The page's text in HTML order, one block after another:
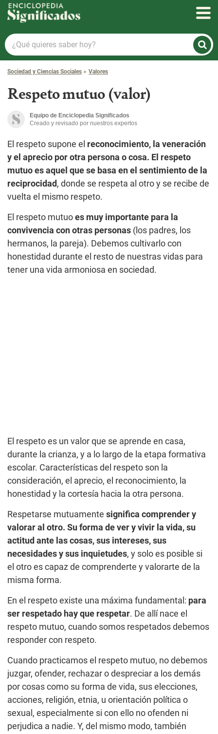
Enciclopedia Significados
¿Qué
quieres
saber
hoy?
Sociedad y Ciencias Sociales Valores
Respeto mutuo (valor)
Equipo de Enciclopedia Significados
Creado y revisado por nuestros expertos
El respeto supone el reconocimiento, la veneración
y el aprecio por otra persona o cosa. El respeto
mutuo es aquel que se basa en el sentimiento de la
reciprocidad , donde se respeta al otro y se recibe de
vuelta el mismo respeto.
El respeto mutuo es muy importante para la
convivencia con otras personas (los padres, los
hermanos, la pareja). Debemos cultivarlo con
honestidad durante el resto de nuestras vidas para
tener una vida armoniosa en sociedad.
El respeto es un valor que se aprende en casa,
durante la crianza, y a lo largo de la etapa formativa
escolar. Características del respeto son la
consideración, el aprecio, el reconocimiento, la
honestidad y la cortesía hacia la otra persona.
Respetarse mutuamente significa comprender y
valorar al otro. Su forma de ver y vivir la vida, su
actitud ante las cosas, sus intereses, sus
necesidades y sus inquietudes, y solo es posible si
el otro es capaz de comprenderte y valorarte de la
misma forma.
En el respeto existe una máxima fundamental: para
ser respetado hay que respetar. De allí nace el
respeto mutuo, cuando somos respetados debemos
responder con respeto.
Cuando practicamos el respeto mutuo, no debemos
juzgar, ofender, rechazar o despreciar a los demás
por cosas como su forma de vida, sus elecciones,
acciones, religión, etnia, u orientación política o
sexual, especialmente si con ello no ofenden ni
perjudica a nadie. Y, del mismo modo, también